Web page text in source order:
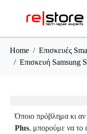
Home Επισκευές
Επισκευή Samsung
Όποιο πρόβλημα κι αν
Plus, μπορούμε να το